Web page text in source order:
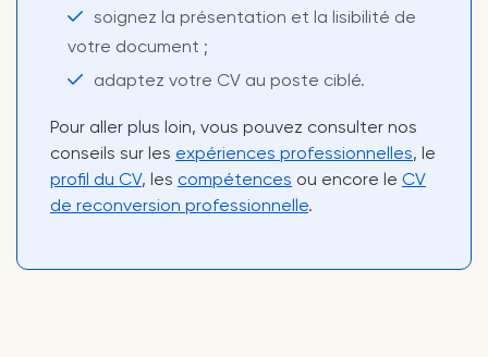
soignez la présentation et la lisibilité de
votre document ;
adaptez votre CV au poste ciblé.
Pour aller plus loin, vous pouvez consulter nos
conseils sur les expériences professionnelles, le
profil du CV, les compétences ou encore le CV
de reconversion professionnelle.